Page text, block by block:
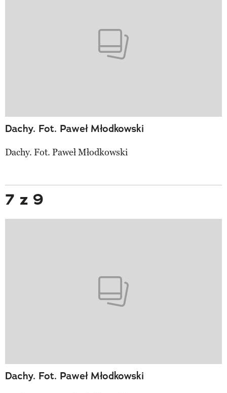
Dachy. Fot. Paweł Młodkowski
Dachy. Fot. Paweł Młodkowski
7 z 9
Dachy. Fot. Paweł Młodkowski